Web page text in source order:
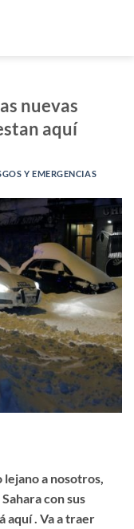
nuevas
aquí
Y EMERGENCIAS
lejano a nosotros,
con sus
aquí . Va a traer